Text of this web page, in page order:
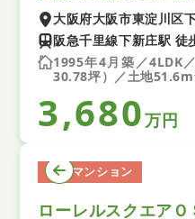
大阪府大阪市東淀川区
阪急千里線下新庄駅 徒
1995年4月築／4LDK
30.78坪）／土地
3,680万円
中古マンション